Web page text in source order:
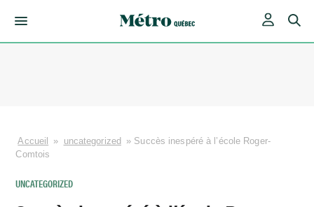
Accueil » uncategorized » Succès inespéré à l’école Roger-
Comtois
UNCATEGORIZED